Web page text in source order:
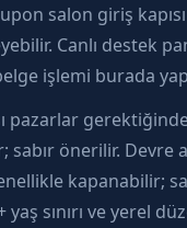
salon giriş kapısı
Canlı destek
işlemi burada
pazarlar
sabır önerilir. Devre
kapanabilir;
yaş sınırı ve yerel